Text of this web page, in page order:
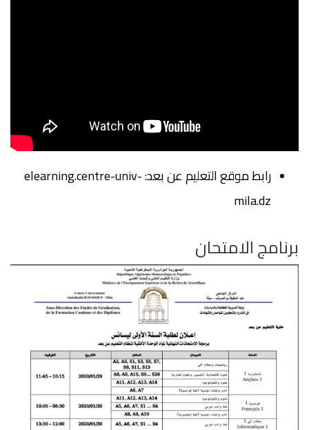
رابط موقع التعليم عن بعد:elearning.centre-univ-
mila.dz
برنامج الامتحان